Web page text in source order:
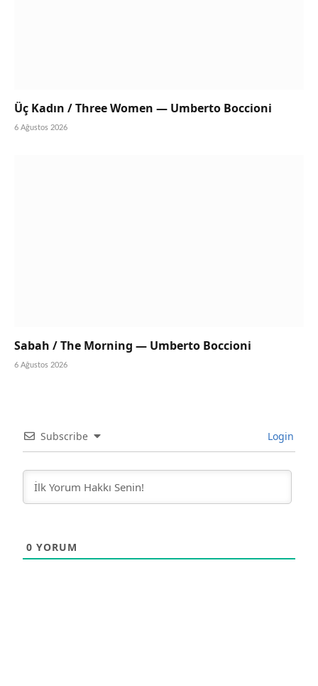
Üç Kadın / Three Women — Umberto Boccioni
6 Ağustos 2026
Sabah / The Morning — Umberto Boccioni
6 Ağustos 2026
Subscribe Login
0 YORUM